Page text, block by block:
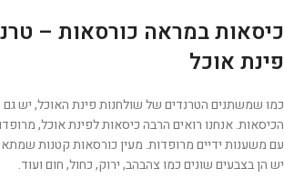
כיסאות במראה כורסאות –
פינת אוכל
כמו שמשתנים הטרנדים של שולחנות פינת האוכל, יש גם
הכיסאות. אנחנו רואים הרבה כיסאות לפינת אוכל,
עם משענות ידיים מרופדות. מעין כורסאות קטנות
יש הן בצבעים שונים כמו צהבהב, ירוק, כחול, חום ועוד.